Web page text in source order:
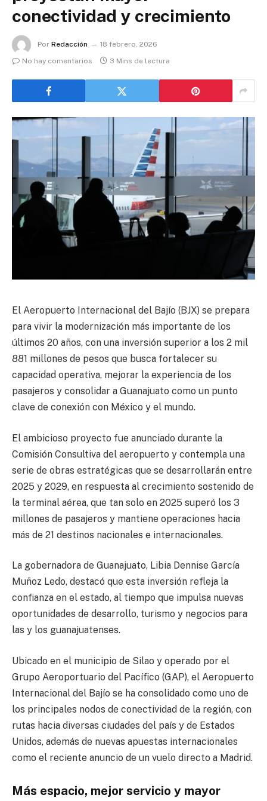
conectividad y crecimiento
Por Redacción
18 febrero, 2026
No hay comentarios
3 Mins de lectura
El Aeropuerto Internacional del Bajío (BJX) se prepara
para vivir la modernización más importante de los
últimos 20 años, con una inversión superior a los 2 mil
881 millones de pesos que busca fortalecer su
capacidad operativa, mejorar la experiencia de los
pasajeros y consolidar a Guanajuato como un punto
clave de conexión con México y el mundo.
El ambicioso proyecto fue anunciado durante la
Comisión Consultiva del aeropuerto y contempla una
serie de obras estratégicas que se desarrollarán entre
2025 y 2029, en respuesta al crecimiento sostenido de
la terminal aérea, que tan solo en 2025 superó los 3
millones de pasajeros y mantiene operaciones hacia
más de 21 destinos nacionales e internacionales.
La gobernadora de Guanajuato, Libia Dennise García
Muñoz Ledo, destacó que esta inversión refleja la
confianza en el estado, al tiempo que impulsa nuevas
oportunidades de desarrollo, turismo y negocios para
las y los guanajuatenses.
Ubicado en el municipio de Silao y operado por el
Grupo Aeroportuario del Pacífico (GAP), el Aeropuerto
Internacional del Bajío se ha consolidado como uno de
los principales nodos de conectividad de la región, con
rutas hacia diversas ciudades del país y de Estados
Unidos, además de nuevas apuestas internacionales
como el reciente anuncio de un vuelo directo a Madrid.
Más espacio, mejor servicio y mayor